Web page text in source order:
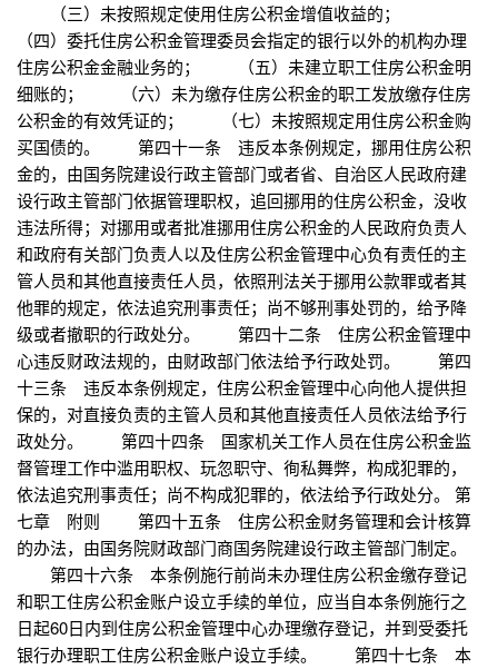
（三）未按照规定使用住房公积金增值收益的；
（四）委托住房公积金管理委员会指定的银行以外的机构办理
住房公积金金融业务的； （五）未建立职工住房公积金明
细账的； （六）未为缴存住房公积金的职工发放缴存住房
公积金的有效凭证的； （七）未按照规定用住房公积金购
买国债的。 第四十一条 违反本条例规定，挪用住房公积
金的，由国务院建设行政主管部门或者省、自治区人民政府建
设行政主管部门依据管理职权，追回挪用的住房公积金，没收
违法所得；对挪用或者批准挪用住房公积金的人民政府负责人
和政府有关部门负责人以及住房公积金管理中心负有责任的主
管人员和其他直接责任人员，依照刑法关于挪用公款罪或者其
他罪的规定，依法追究刑事责任；尚不够刑事处罚的，给予降
级或者撤职的行政处分。 第四十二条 住房公积金管理中
心违反财政法规的，由财政部门依法给予行政处罚。 第四
十三条 违反本条例规定，住房公积金管理中心向他人提供担
保的，对直接负责的主管人员和其他直接责任人员依法给予行
政处分。 第四十四条 国家机关工作人员在住房公积金监
督管理工作中滥用职权、玩忽职守、徇私舞弊，构成犯罪的，
依法追究刑事责任；尚不构成犯罪的，依法给予行政处分。 第
七章 附则 第四十五条 住房公积金财务管理和会计核算
的办法，由国务院财政部门商国务院建设行政主管部门制定。
第四十六条 本条例施行前尚未办理住房公积金缴存登记
和职工住房公积金账户设立手续的单位，应当自本条例施行之
日起60日内到住房公积金管理中心办理缴存登记，并到受委托
银行办理职工住房公积金账户设立手续。 第四十七条 本